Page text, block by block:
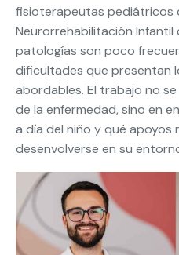
fisioterapeutas pediátricos
Neurorrehabilitación
patologías son poco
dificultades que presentan
abordables. El trabajo no
de la enfermedad, sino en
a día del niño y qué apoyos
desenvolverse en su